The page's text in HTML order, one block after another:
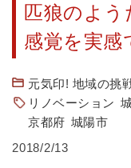
匹狼のよう
感覚を実感
元気印! 地域の挑
リノベーション
京都府 城陽市
2018/2/13